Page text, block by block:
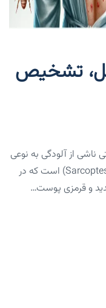
تشخیص
ناشی از آلودگی به نوعی
کنه به نام سارکوپتس اسکابیئی (Sarcoptes Scabiei) است که در
و قرمزی پوست…